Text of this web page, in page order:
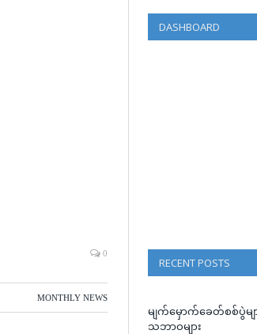
0
MONTHLY NEWS
DASHBOARD
RECENT POSTS
မျက်မှောက်ခေတ်စစ်ပွဲမ
သဘာဝများ